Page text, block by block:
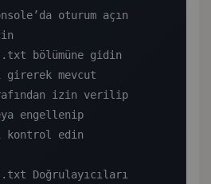
oturum açın
bölümüne gidin
mevcut
izin verilip
engellenip
kontrol edin
Doğrulayıcıları